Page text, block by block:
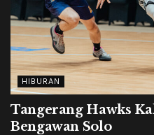
HIBURAN
Tangerang Hawks
Bengawan Solo